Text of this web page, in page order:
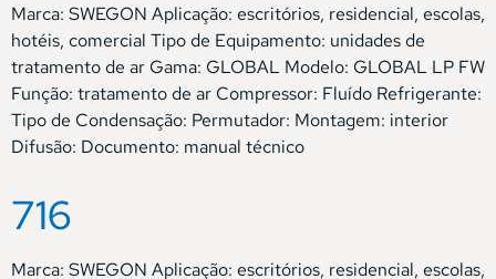
Marca: SWEGON Aplicação: escritórios, residencial, escolas,
hotéis, comercial Tipo de Equipamento: unidades de
tratamento de ar Gama: GLOBAL Modelo: GLOBAL LP FW
Função: tratamento de ar Compressor: Fluído Refrigerante:
Tipo de Condensação: Permutador: Montagem: interior
Difusão: Documento: manual técnico
716
Marca: SWEGON Aplicação: escritórios, residencial, escolas,